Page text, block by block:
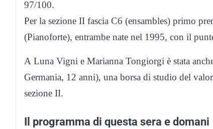
97/100.
Per la sezione II fascia C6 (ensambles) primo
(Pianoforte), entrambe nate nel 1995, con il
A Luna Vigni e Marianna Tongiorgi è stata
Germania, 12 anni), una borsa di studio del
sezione II.
Il programma di questa sera e domani